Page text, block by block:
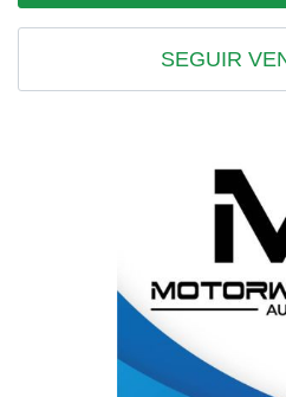
SEGUIR